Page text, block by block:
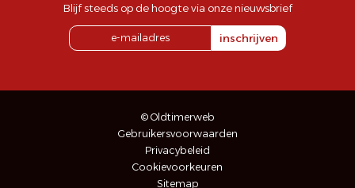
Blijf steeds op de hoogte via onze nieuwsbrief
inschrijven
© Oldtimerweb
Gebruikersvoorwaarden
Privacybeleid
Cookievoorkeuren
Sitemap